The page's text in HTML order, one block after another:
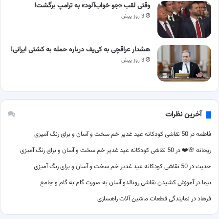
وقتی لقب «جو خواب‌آلود» به ترامپ برگشت!
3 روز پیش
هشدار عراقچی به کی‌یف درباره حمله به کشتی ایرانی!
3 روز پیش
آخرین نظرات
فاطمهدر50 نقاشی کودکانه عید غدیر خم سخت و آسان و برای رنگ آمیزی
ریحانه 🌸❤️در50 نقاشی کودکانه عید غدیر خم سخت و آسان و برای رنگ آمیزی
حدیثدر50 نقاشی کودکانه عید غدیر خم سخت و آسان و برای رنگ آمیزی
نیما درآموزش کشیدن نقاشی رونالدو آسان به صورت گام به گام و جامع
فرهاددر نمایندگی قطعات ماشین آلات راهسازی